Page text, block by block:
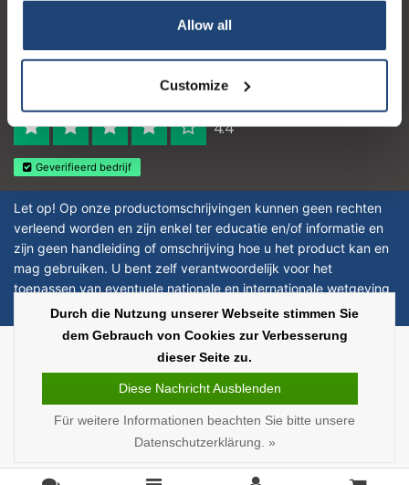
Allow all
Customize
4.4
Geverifieerd bedrijf
Let op! Op onze productomschrijvingen kunnen geen rechten
verleend worden en zijn enkel ter educatie en/of informatie en
zijn geen handleiding of omschrijving hoe u het product kan en
mag gebruiken. U bent zelf verantwoordelijk voor het
toepassen van eventuele nationale en internationale wetgeving
omtrent het gebruik van chemicaliën.
InStijl Media |
Alle Preise verstehen sich ohne
Durch die Nutzung unserer Webseite stimmen Sie
dem Gebrauch von Cookies zur Verbesserung
dieser Seite zu.
Diese Nachricht Ausblenden
Für weitere Informationen beachten Sie bitte unsere
Datenschutzerklärung. »